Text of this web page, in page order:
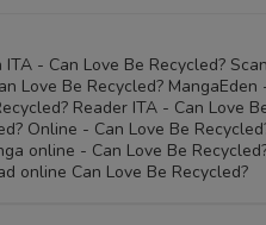
ITA - Can Love Be Recycled?
Love Be Recycled?
Reader ITA - Can Love
Online - Can Love Be
online - Can Love Be
online Can Love Be Recycled?